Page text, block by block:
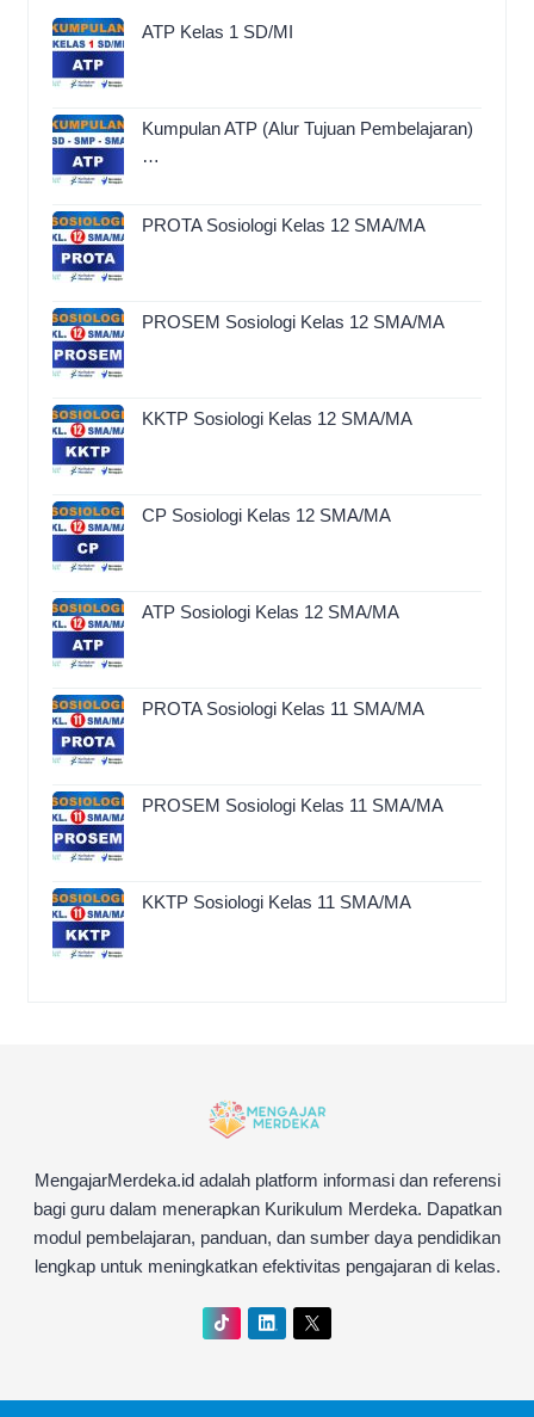
ATP Kelas 1 SD/MI
Kumpulan ATP (Alur Tujuan Pembelajaran)
…
PROTA Sosiologi Kelas 12 SMA/MA
PROSEM Sosiologi Kelas 12 SMA/MA
KKTP Sosiologi Kelas 12 SMA/MA
CP Sosiologi Kelas 12 SMA/MA
ATP Sosiologi Kelas 12 SMA/MA
PROTA Sosiologi Kelas 11 SMA/MA
PROSEM Sosiologi Kelas 11 SMA/MA
KKTP Sosiologi Kelas 11 SMA/MA
MengajarMerdeka.id adalah platform informasi dan referensi
bagi guru dalam menerapkan Kurikulum Merdeka. Dapatkan
modul pembelajaran, panduan, dan sumber daya pendidikan
lengkap untuk meningkatkan efektivitas pengajaran di kelas.